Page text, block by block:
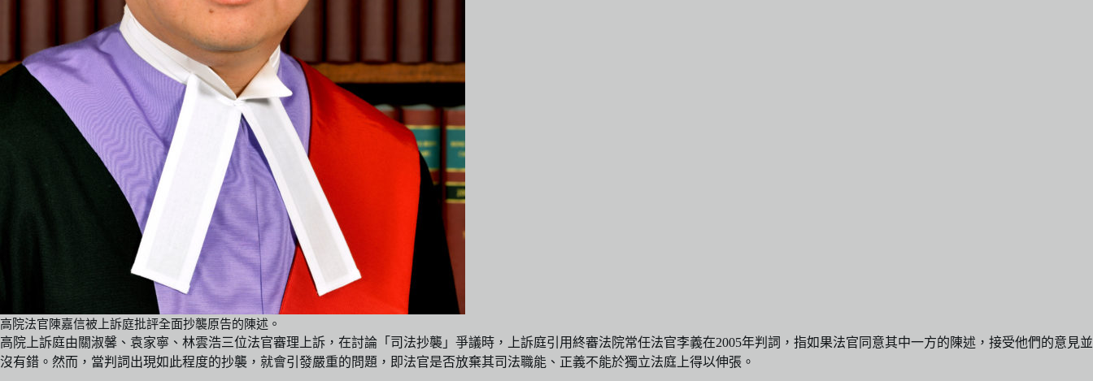
高院法官陳嘉信被上訴庭批評全面抄襲原告的陳述。
高院上訴庭由關淑馨、袁家寧、林雲浩三位法官審理上訴，在討論「司法抄襲」爭議時，上訴庭引用終審法院常任法官李義在2005年判詞，指如果法官同意其中一方的陳述，接受他們的意見並
沒有錯。然而，當判詞出現如此程度的抄襲，就會引發嚴重的問題，即法官是否放棄其司法職能、正義不能於獨立法庭上得以伸張。